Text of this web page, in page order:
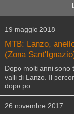
19 maggio 2018
MTB: Lanzo,
(Zona
Dopo molti anni sono
valli di Lanzo. Il
dopo po...
26 novembre 2017